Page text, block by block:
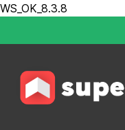
WS_OK_8.3.8